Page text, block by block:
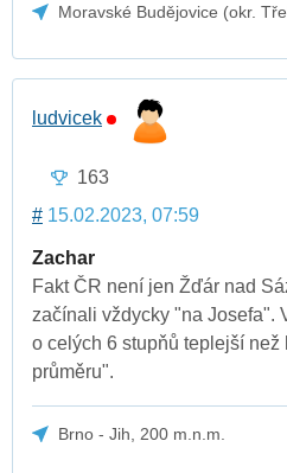
Moravské Budějovice (okr.
ludvicek
163
# 15.02.2023, 07:59
Zachar
Fakt ČR není jen Žďár nad
začínali vždycky "na Josefa".
o celých 6 stupňů teplejší
průměru".
Brno - Jih, 200 m.n.m.